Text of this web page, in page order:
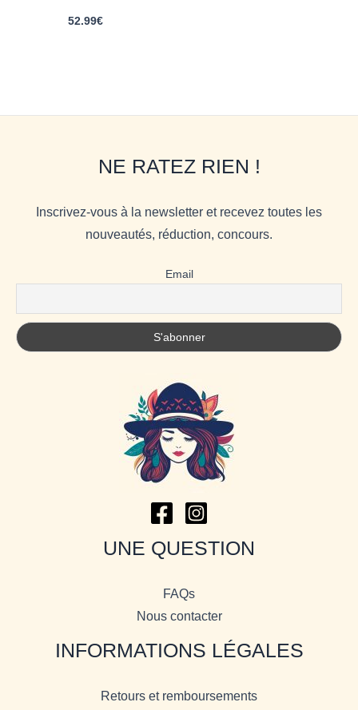
52.99€
NE RATEZ RIEN !
Inscrivez-vous à la newsletter et recevez toutes les
nouveautés, réduction, concours.
Email
UNE QUESTION
FAQs
Nous contacter
INFORMATIONS LÉGALES
Retours et remboursements